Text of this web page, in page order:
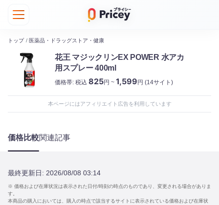
トップ / 医薬品・ドラッグストア・健康
花王 マジックリンEX POWER 水アカ
用スプレー 400ml
価格帯: 税込 825円 ~ 1,599円 (14サイト)
本ページにはアフィリエイト広告を利用しています
価格比較関連記事
最終更新日: 2026/08/08 03:14
※ 価格および在庫状況は表示された日付/時刻の時点のものであり、変更される場合がありま
す。
本商品の購入においては、購入の時点で該当するサイトに表示されている価格および在庫状